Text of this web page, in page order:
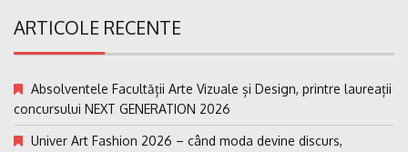
ARTICOLE RECENTE
Absolventele Facultății Arte Vizuale și Design, printre laureații
concursului NEXT GENERATION 2026
Univer Art Fashion 2026 – când moda devine discurs,